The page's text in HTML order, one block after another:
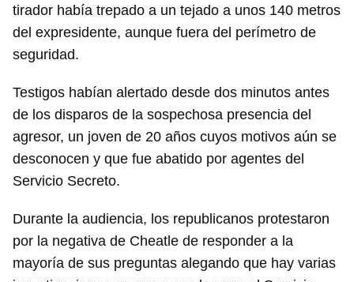
tirador había trepado a un tejado a unos 140 metros
del expresidente, aunque fuera del perímetro de
seguridad.
Testigos habían alertado desde dos minutos antes
de los disparos de la sospechosa presencia del
agresor, un joven de 20 años cuyos motivos aún se
desconocen y que fue abatido por agentes del
Servicio Secreto.
Durante la audiencia, los republicanos protestaron
por la negativa de Cheatle de responder a la
mayoría de sus preguntas alegando que hay varias